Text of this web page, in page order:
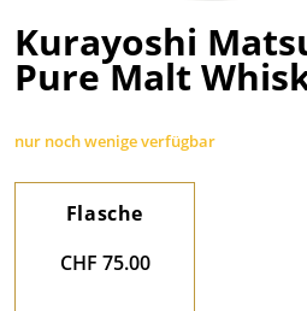
Kurayoshi
Pure Malt
nur noch wenige verfügbar
Flasche
CHF 75.00